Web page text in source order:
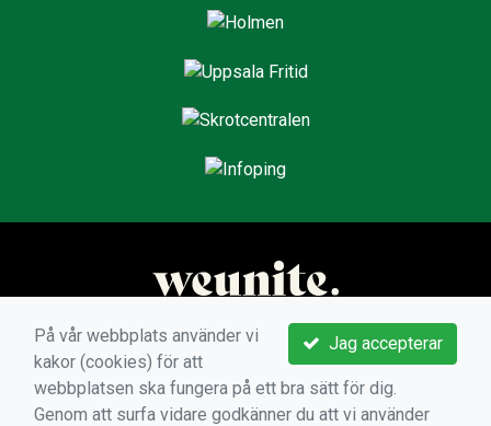
Jag accepterar
På vår webbplats använder vi
kakor (cookies) för att
webbplatsen ska fungera på ett bra sätt för dig.
Genom att surfa vidare godkänner du att vi använder